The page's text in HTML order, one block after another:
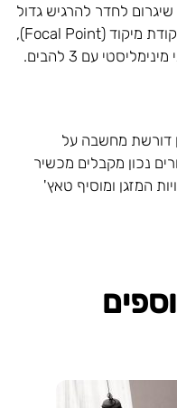
לחדר להרגיש גדול
יותר. למראה מעוצב: אם תרצו ליצור נקודת מיקוד (Focal Point),
עם 3 להבים.
דורשת מחשבה על
נכון מקבלים מכשיר
המזגן ומוסיף טאץ'